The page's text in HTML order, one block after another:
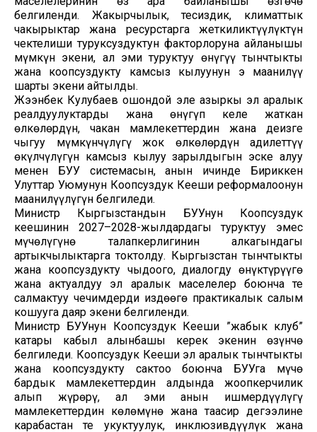
белгиленди. Жакырчылык, теңсиздик, климаттык
чакырыктар жана ресурстарга жеткиликтүүлүктүн
чектелиши туруксуздуктун факторлоруна айланышы
мүмкүн экени, ал эми туруктуу өнүгүү тынчтыкты
жана коопсуздукту камсыз кылуунун эң маанилүү
шарты экени айтылды.
Жээнбек Кулубаев ошондой эле азыркы эл аралык
реалдуулуктарды жана өнүгүп келе жаткан
өлкөлөрдүн, чакан мамлекеттердин жана деңизге
чыгуу мүмкүнчүлүгү жок өлкөлөрдүн адилеттүү
өкүлчүлүгүн камсыз кылуу зарылдыгын эске алуу
менен БУУ системасын, анын ичинде Бириккен
Улуттар Уюмунун Коопсуздук Кеңеши реформалоонун
маанилүүлүгүн белгиледи.
Министр Кыргызстандын БУУнун Коопсуздук
кеңешинин 2027–2028-жылдардагы туруктуу эмес
мүчөлүгүнө талапкерлигинин алкагындагы
артыкчылыктарга токтолду. Кыргызстан тынчтыкты
жана коопсуздукту чыңдоого, диалогду өнүктүрүүгө
жана актуалдуу эл аралык маселелер боюнча тең
салмактуу чечимдерди издөөгө практикалык салым
кошууга даяр экени белгиленди.
Министр БУУнун Коопсуздук Кеңеши ”жабык клуб”
катары кабыл алынбашы керек экенин өзүнчө
белгиледи. Коопсуздук Кеңеши эл аралык тынчтыкты
жана коопсуздукту сактоо боюнча БУУга мүчө
бардык мамлекеттердин алдында жоопкерчилик
алып жүрөрү, ал эми анын ишмердүүлүгү
мамлекеттердин көлөмүнө жана таасир деңгээлине
карабастан тең укуктуулук, инклюзивдүүлүк жана